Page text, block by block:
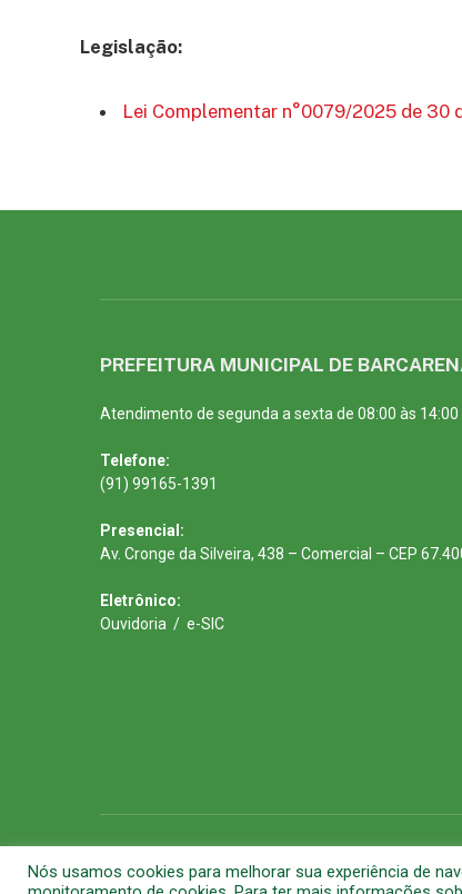
Legislação:
Lei Complementar n°0079/2025 de 30
PREFEITURA MUNICIPAL DE
Atendimento de segunda a sexta de 08:00 às 14:00
Telefone:
(91) 99165-1391
Presencial:
Av. Cronge da Silveira, 438 – Comercial – CEP
Eletrônico:
Ouvidoria / e-SIC
Nós usamos cookies para melhorar sua experiência de